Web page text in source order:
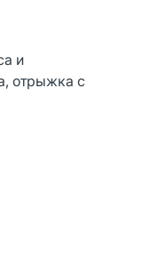
и
отрыжка с